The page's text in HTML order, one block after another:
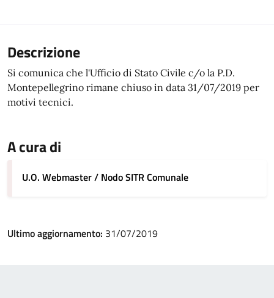
Descrizione
Si comunica che l'Ufficio di Stato Civile c/o la P.D.
Montepellegrino rimane chiuso in data 31/07/2019 per
motivi tecnici.
A cura di
U.O. Webmaster / Nodo SITR Comunale
Ultimo aggiornamento: 31/07/2019